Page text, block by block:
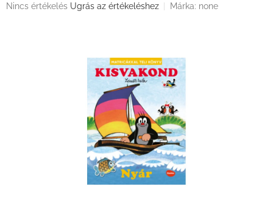
A
Nincs értékelés Ugrás az értékeléshez Márka: none